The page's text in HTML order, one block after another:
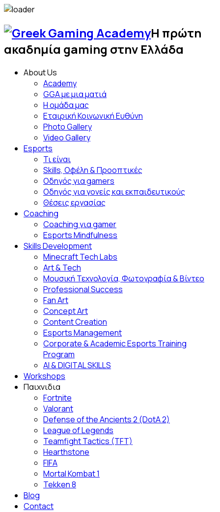
Skip
content
Η πρώτη
ακαδημία gaming στην Ελλάδα
About Us
Academy
GGA με μια ματιά
Η ομάδα μας
Εταιρική Κοινωνική Ευθύνη
Photo Gallery
Video Gallery
Esports
Τι είναι
Skills, Οφέλη & Προοπτικές
Οδηγός για gamers
Οδηγός για γονείς και εκπαιδευτικούς
Θέσεις εργασίας
Coaching
Coaching για gamer
Esports Mindfulness
Skills Development
Minecraft Tech Labs
Art & Tech
Μουσική Τεχνολογία, Φωτογραφία & Βίντεο
Professional Success
Fan Αrt
Concept Art
Content Creation
Esports Management
Corporate & Academic Esports Training
Program
AI & DIGITAL SKILLS
Workshops
Παιχνιδια
Fortnite
Valorant
Defense of the Ancients 2 (DotA 2)
League of Legends
Teamfight Tactics (TFT)
Hearthstone
FIFA
Mortal Kombat 1
Tekken 8
Blog
Contact